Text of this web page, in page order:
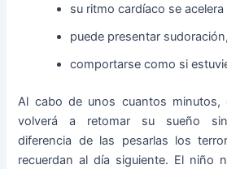
su ritmo cardíaco se acelera
puede presentar
comportarse como si
Al cabo de unos cuantos
volverá a retomar su sueño
diferencia de las pesarlas los
recuerdan al día siguiente. El niño